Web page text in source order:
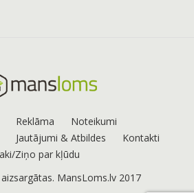
Reklāma
Noteikumi
Jautājumi & Atbildes
Kontakti
Ziņo par kļūdu
MansLoms.lv 2017